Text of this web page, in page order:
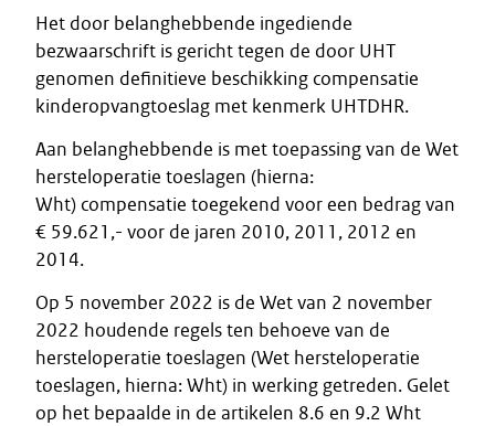
Het door belanghebbende ingediende
bezwaarschrift is gericht tegen de door UHT
genomen definitieve beschikking compensatie
kinderopvangtoeslag met kenmerk UHTDHR.
Aan belanghebbende is met toepassing van de Wet
hersteloperatie toeslagen (hierna:
Wht) compensatie toegekend voor een bedrag van
€ 59.621,- voor de jaren 2010, 2011, 2012 en
2014.
Op 5 november 2022 is de Wet van 2 november
2022 houdende regels ten behoeve van de
hersteloperatie toeslagen (Wet hersteloperatie
toeslagen, hierna: Wht) in werking getreden. Gelet
op het bepaalde in de artikelen 8.6 en 9.2 Wht